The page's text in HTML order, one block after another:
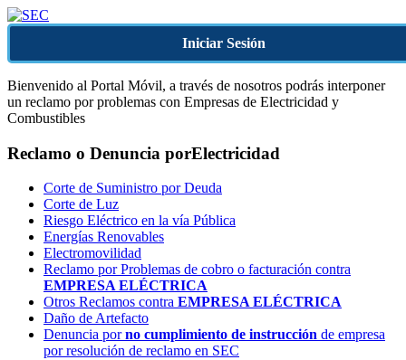
Iniciar Sesión
Bienvenido al Portal Móvil, a través de nosotros podrás interponer
un reclamo por problemas con Empresas de Electricidad y
Combustibles
Reclamo o Denuncia porElectricidad
Corte de Suministro por Deuda
Corte de Luz
Riesgo Eléctrico en la vía Pública
Energías Renovables
Electromovilidad
Reclamo por Problemas de cobro o facturación contra
EMPRESA ELÉCTRICA
Otros Reclamos contra EMPRESA ELÉCTRICA
Daño de Artefacto
Denuncia porno cumplimiento de instrucción de empresa
por resolución de reclamo en SEC